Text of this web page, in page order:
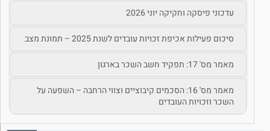
עדכוני פיסקה וחקיקה יוני 2026
סיכום פעילות אכיפת זכויות עובדים לשנת 2025 – תמונת מצב
מאמר מס' 17: תפקיד חשב השכר בארגון
מאמר מס' 16: הסכמים קיבוציים וצווי הרחבה – השפעה על
השכר וזכויות העובדים